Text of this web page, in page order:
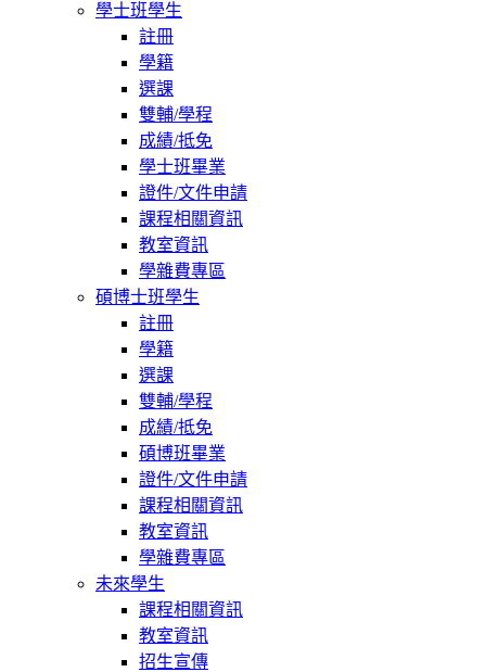
學士班學生
註冊
學籍
選課
雙輔/學程
成績/抵免
學士班畢業
證件/文件申請
課程相關資訊
教室資訊
學雜費專區
碩博士班學生
註冊
學籍
選課
雙輔/學程
成績/抵免
碩博班畢業
證件/文件申請
課程相關資訊
教室資訊
學雜費專區
未來學生
課程相關資訊
教室資訊
招生宣傳